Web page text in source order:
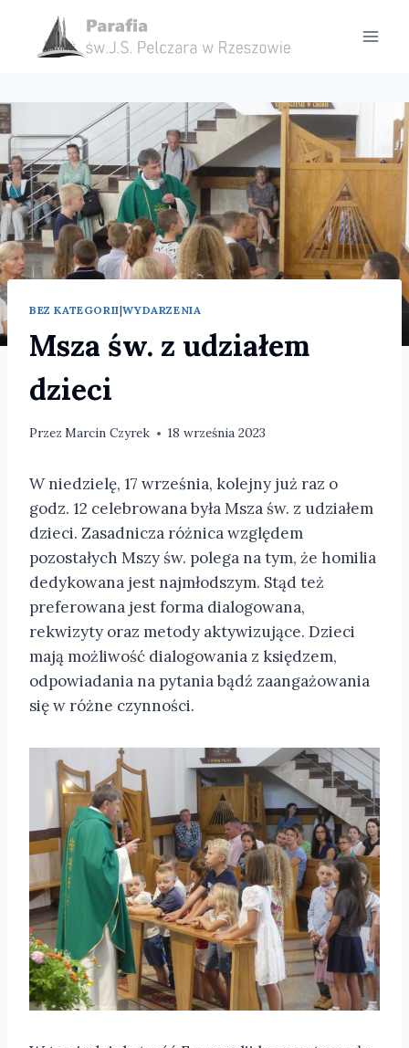
treści
BEZ KATEGORII|WYDARZENIA
Msza św. z udziałem
dzieci
Przez Marcin Czyrek 18 września 2023
W niedzielę, 17 września, kolejny już raz o
godz. 12 celebrowana była Msza św. z udziałem
dzieci. Zasadnicza różnica względem
pozostałych Mszy św. polega na tym, że homilia
dedykowana jest najmłodszym. Stąd też
preferowana jest forma dialogowana,
rekwizyty oraz metody aktywizujące. Dzieci
mają możliwość dialogowania z księdzem,
odpowiadania na pytania bądź zaangażowania
się w różne czynności.